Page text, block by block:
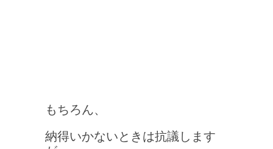
もちろん、
納得いかないときは抗議します